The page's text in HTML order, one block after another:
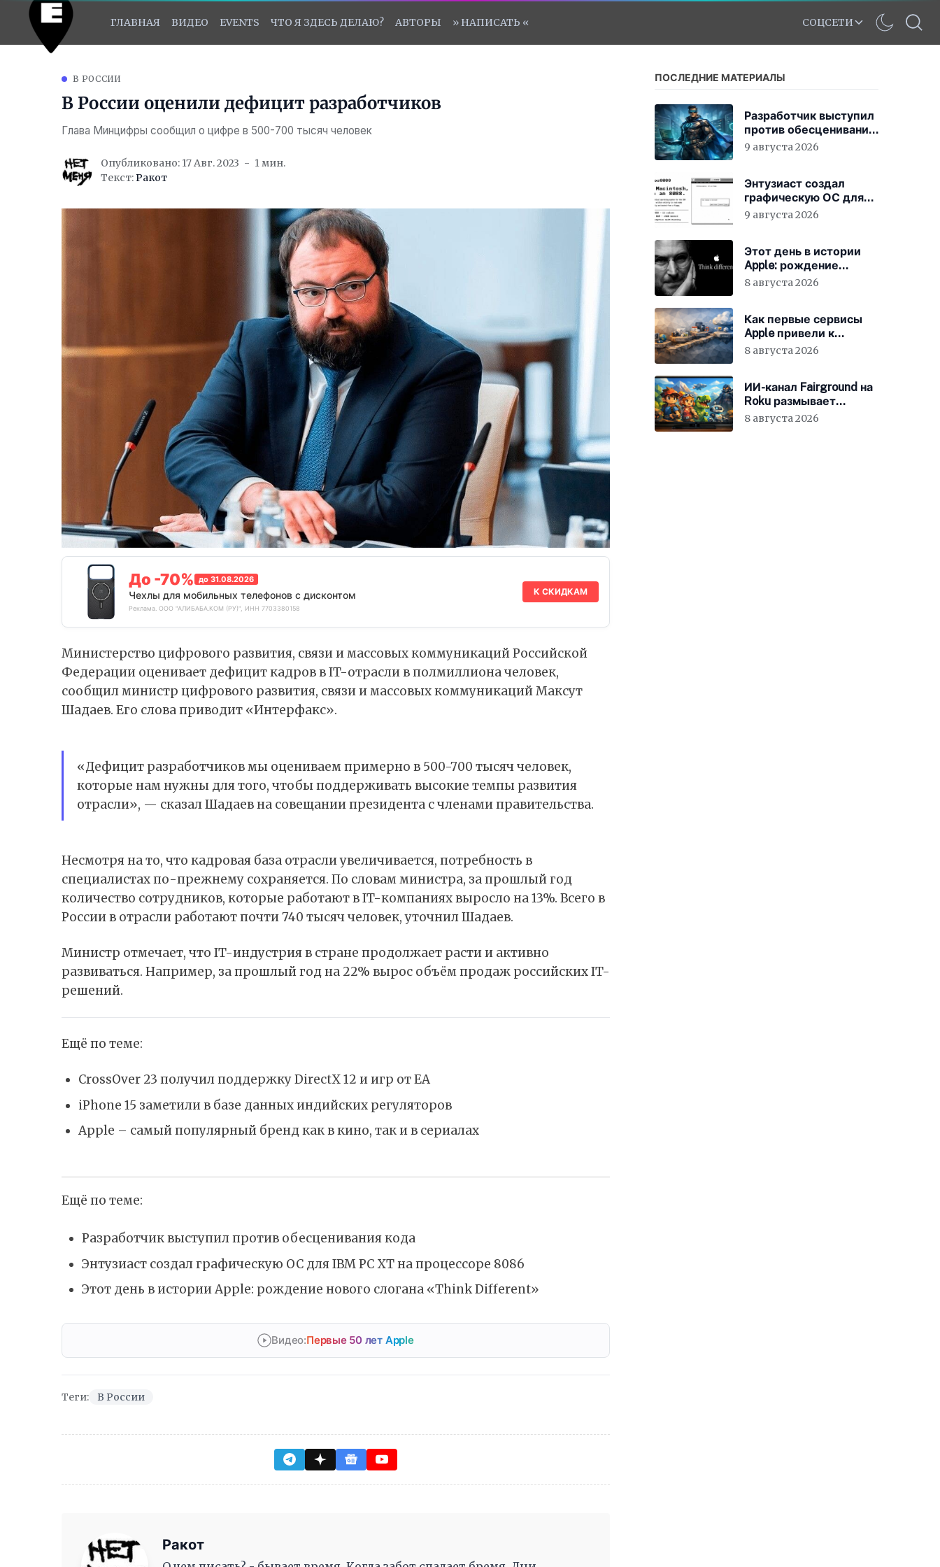
ГЛАВНАЯ ВИДЕО EVENTS ЧТО Я ЗДЕСЬ ДЕЛАЮ? АВТОРЫ » НАПИСАТЬ « СОЦСЕТИ
В РОССИИ
В России оценили дефицит разработчиков
Глава Минцифры сообщил о цифре в 500-700 тысяч человек
Опубликовано: 17 Авг. 2023
1 мин.
Текст:Ракот
До -70% до 31.08.2026
Чехлы для мобильных телефонов с дисконтом
Реклама. ООО "АЛИБАБА.КОМ (РУ)", ИНН 7703380158
К СКИДКАМ
Министерство цифрового развития, связи и массовых коммуникаций Российской
Федерации оценивает дефицит кадров в IT-отрасли в полмиллиона человек,
сообщилминистр цифрового развития, связи и массовых коммуникаций Максут
Шадаев. Его слова приводит «Интерфакс».
«Дефицит разработчиков мы оцениваем примерно в 500-700 тысяч человек,
которые нам нужны для того, чтобы поддерживать высокие темпы развития
отрасли», — сказал Шадаев на совещании президента с членами правительства.
Несмотря на то, что кадровая база отрасли увеличивается, потребность в
специалистах по-прежнему сохраняется. По словам министра, за прошлый год
количество сотрудников, которые работают в IT-компаниях выросло на 13%. Всего в
России в отрасли работают почти 740 тысяч человек, уточнил Шадаев.
Министр отмечает, что IT-индустрия в стране продолжает расти и активно
развиваться. Например, за прошлый год на 22% вырос объём продаж российских IT-
решений.
Ещё по теме:
CrossOver 23 получил поддержку DirectX 12 и игр от EA
iPhone 15 заметили в базе данных индийских регуляторов
Apple – самый популярный бренд как в кино, так и в сериалах
Ещё по теме:
Разработчик выступил против обесценивания кода
Энтузиаст создал графическую ОС для IBM PC XT на процессоре 8086
Этот день в истории Apple: рождение нового слогана «Think Different»
Видео:Первые 50 лет Apple
Теги: В России
Ракот
ПОСЛЕДНИЕ МАТЕРИАЛЫ
Разработчик выступил
против обесценивания
кода
9 августа 2026
Энтузиаст создал
графическую ОС для
IBM PC XT на
9 августа 2026
Этот день в истории
Apple: рождение
нового слогана «Think
8 августа 2026
Как первые сервисы
Apple привели к
появлению iCloud
8 августа 2026
ИИ-канал Fairground на
Roku размывает
стандарты стриминга
8 августа 2026